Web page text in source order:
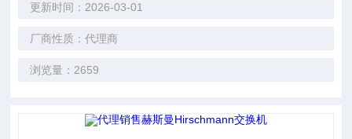
更新时间：2026-03-01
厂商性质：代理商
浏览量：2659